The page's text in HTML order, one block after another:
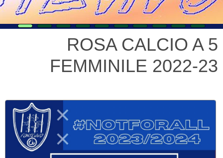
ROSA CALCIO A 5
FEMMINILE 2022-23